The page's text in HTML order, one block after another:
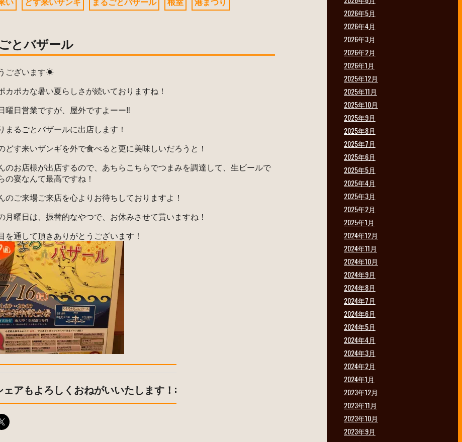
とバザール
ございます☀
カポカな暑い夏らしさが続いておりますね！
曜日営業ですが、屋外ですよーー‼️
まるごとバザールに出店します！
どす来いザンギを外で食べると更に美味しいだろうと！
のお店様が出店するので、あちらこちらでつまみを調達して、生ビールで
の宴なんて最高ですね！
のご来場ご来店を心よりお待ちしておりますよ！
月曜日は、振替的なやつで、お休みさせて貰いますね！
を通して頂きありがとうございます！
ェアもよろしくおねがいいたします！:
2026年5月
2026年4月
2026年3月
2026年2月
2026年1月
2025年12月
2025年11月
2025年10月
2025年9月
2025年8月
2025年7月
2025年6月
2025年5月
2025年4月
2025年3月
2025年2月
2025年1月
2024年12月
2024年11月
2024年10月
2024年9月
2024年8月
2024年7月
2024年6月
2024年5月
2024年4月
2024年3月
2024年2月
2024年1月
2023年12月
2023年11月
2023年10月
2023年9月